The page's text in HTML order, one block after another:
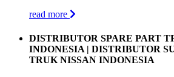
read more
DISTRIBUTOR SPARE PART
INDONESIA | DISTRIBUTOR
TRUK NISSAN INDONESIA